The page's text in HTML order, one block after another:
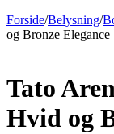
Forside/Belysning/
og Bronze Elegance
Tato
Hvid og